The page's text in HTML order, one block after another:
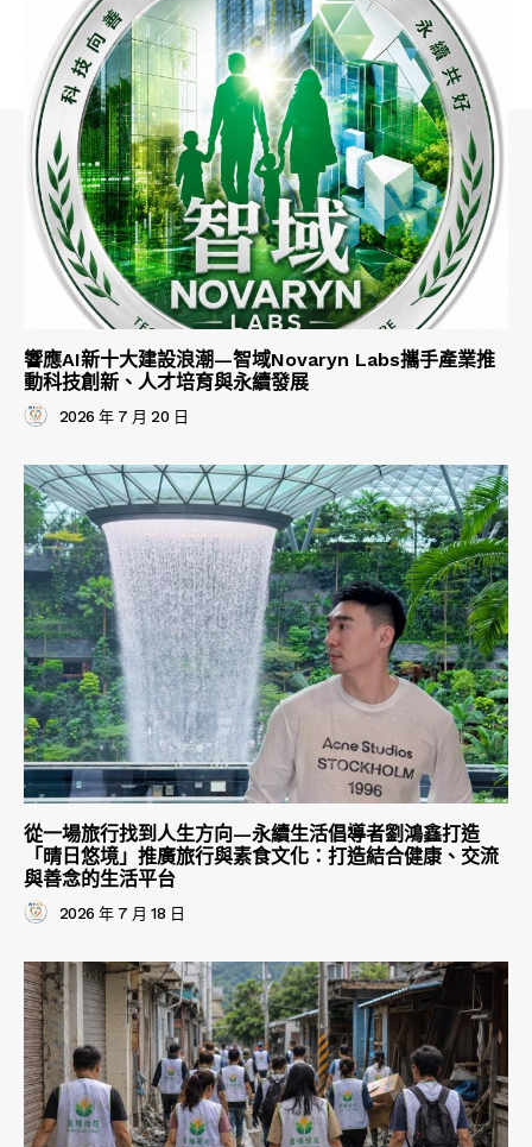
響應AI新十大建設浪潮—智域Novaryn Labs攜手產業推
動科技創新、人才培育與永續發展
2026 年 7 月 20 日
從一場旅行找到人生方向—永續生活倡導者劉鴻鑫打造
「晴日悠境」推廣旅行與素食文化：打造結合健康、交流
與善念的生活平台
2026 年 7 月 18 日